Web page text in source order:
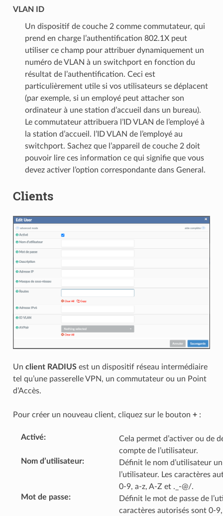
VLAN ID
Un dispositif de couche 2 comme commutateur, qui
prend en charge l’authentification 802.1X peut
utiliser ce champ pour attribuer dynamiquement un
numéro de VLAN à un switchport en fonction du
résultat de l’authentification. Ceci est
particulièrement utile si vos utilisateurs se déplacent
(par exemple, si un employé peut attacher son
ordinateur à une station d’accueil dans un bureau).
Le commutateur attribuera l’ID VLAN de l’employé à
la station d’accueil. l’ID VLAN de l’employé au
switchport. Sachez que l’appareil de couche 2 doit
pouvoir lire ces information ce qui signifie que vous
devez activer l’option correspondante dans General.
Clients
Un client RADIUSest un dispositif réseau intermédiaire
tel qu’une passerelle VPN, un commutateur ou un Point
d’Accès.
Pour créer un nouveau client, cliquez sur le bouton +:
Activé:
Cela permet d’activer ou de
compte de l’utilisateur.
Nom d’utilisateur:
Définit le nom d’utilisateur
l’utilisateur. Les caractères
0-9, a-z, A-Z et ._-@/.
Mot de passe:
Définit le mot de passe de
caractères autorisés sont 0-